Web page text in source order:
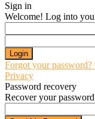
Sign in
Welcome! Log into
Forgot your password?
Privacy
Password recovery
Recover your password